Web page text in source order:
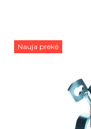
Nauja prekė